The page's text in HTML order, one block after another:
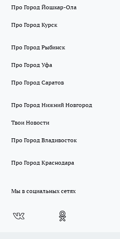
Про Город Йошкар-Ола
Про Город Курск
Про Город Рыбинск
Про Город Уфа
Про Город Саратов
Про Город Нижний Новгород
Твои Новости
Про Город Владивосток
Про Город Краснодара
Мы в социальных сетях